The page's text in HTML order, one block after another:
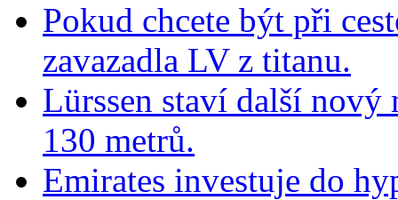
Pokud chcete být při
zavazadla LV z titanu.
Lürssen staví další nový
130 metrů.
Emirates investuje do